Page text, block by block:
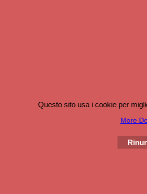
Questo sito usa i cookie per
More